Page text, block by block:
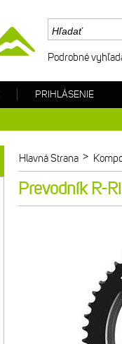
Hlavná Strana >
Prevodník R-
Podrobné
PRIHLÁSENIE